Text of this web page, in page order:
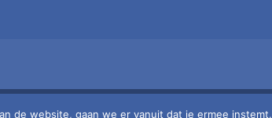
de website, gaan we er vanuit dat je ermee instemt.